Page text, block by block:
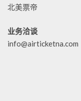
北美票帝
业务洽谈
info@airticketna.com